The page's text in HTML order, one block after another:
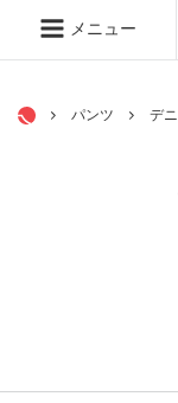
メニュー
パンツ デ
シリーズで探す